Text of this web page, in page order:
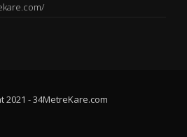
2021 - 34MetreKare.com